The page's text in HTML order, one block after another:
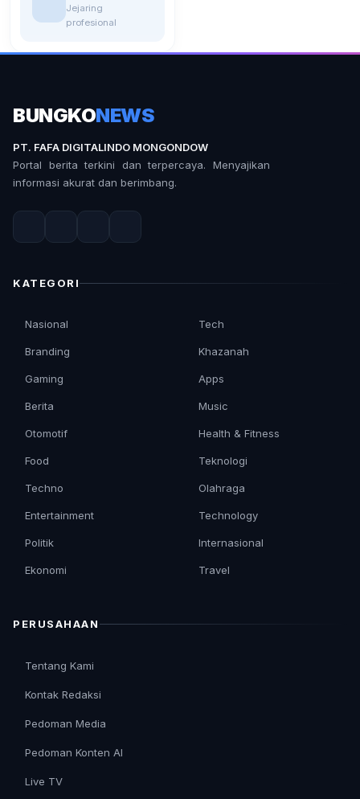
Jejaring
profesional
BUNGKONEWS
PT. FAFA DIGITALINDO MONGONDOW
Portal berita terkini dan terpercaya. Menyajikan
informasi akurat dan berimbang.
KATEGORI
Nasional
Branding
Gaming
Berita
Otomotif
Tech
Khazanah
Apps
Music
Health & Fitness
Food
Techno
Entertainment
Politik
Ekonomi
Teknologi
Olahraga
Technology
Internasional
Travel
PERUSAHAAN
Tentang Kami
Kontak Redaksi
Pedoman Media
Pedoman Konten AI
Live TV